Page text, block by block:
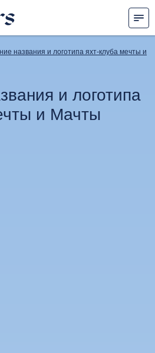
названия и логотипа яхт-клуба мечты и
и логотипа
и Мачты